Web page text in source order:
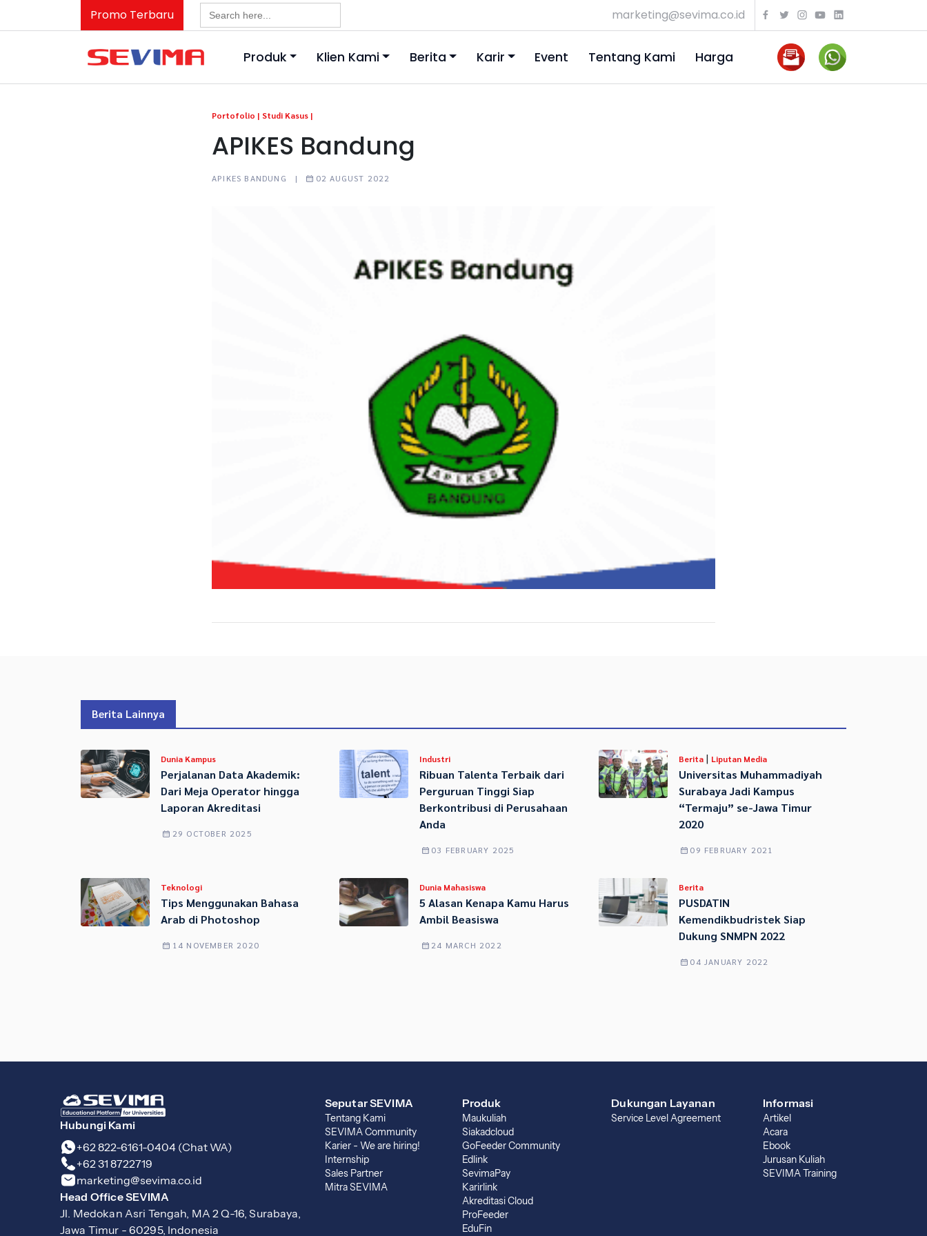
Promo Terbaru Search
for: marketing@sevima.co.id
Produk Klien Kami Berita Karir Event Tentang Kami Harga
Portofolio | Studi Kasus |
APIKES Bandung
APIKES BANDUNG | 02 AUGUST 2022
Berita Lainnya
Dunia Kampus
Perjalanan Data Akademik:
Dari Meja Operator hingga
Laporan Akreditasi
29 OCTOBER 2025
Industri
Ribuan Talenta Terbaik dari
Perguruan Tinggi Siap
Berkontribusi di Perusahaan
Anda
03 FEBRUARY 2025
Berita | Liputan Media
Universitas Muhammadiyah
Surabaya Jadi Kampus
“Termaju” se-Jawa Timur
2020
09 FEBRUARY 2021
Teknologi
Tips Menggunakan Bahasa
Arab di Photoshop
14 NOVEMBER 2020
Dunia Mahasiswa
5 Alasan Kenapa Kamu Harus
Ambil Beasiswa
24 MARCH 2022
Berita
PUSDATIN
Kemendikbudristek Siap
Dukung SNMPN 2022
04 JANUARY 2022
Hubungi Kami
+62 822-6161-0404 (Chat WA)
+62 31 8722719
marketing@sevima.co.id
Head Office SEVIMA
Jl. Medokan Asri Tengah, MA 2 Q-16, Surabaya,
Jawa Timur - 60295, Indonesia
Seputar SEVIMA
Tentang Kami
SEVIMA Community
Karier - We are hiring!
Internship
Sales Partner
Mitra SEVIMA
Produk
Maukuliah
Siakadcloud
GoFeeder Community
Edlink
SevimaPay
Karirlink
Akreditasi Cloud
ProFeeder
EduFin
Dukungan Layanan
Service Level Agreement
Informasi
Artikel
Acara
Ebook
Jurusan Kuliah
SEVIMA Training